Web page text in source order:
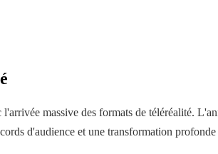
massive des formats de téléréalité.
d'audience et une transformation